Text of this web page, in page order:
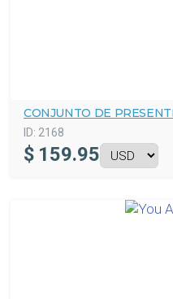
CONJUNTO DE
ID: 2168
$ 159.95